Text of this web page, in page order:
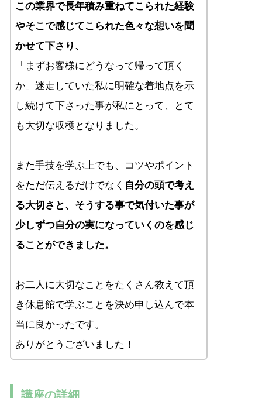
この業界で長年積み重ねてこられた経験
やそこで感じてこられた色々な想いを聞
かせて下さり、
「まずお客様にどうなって帰って頂く
か」迷走していた私に明確な着地点を示
し続けて下さった事が私にとって、とて
も大切な収穫となりました。
また手技を学ぶ上でも、コツやポイント
をただ伝えるだけでなく 自分の頭で考え
る大切さと、そうする事で気付いた事が
少しずつ自分の実になっていくのを感じ
ることができました。
お二人に大切なことをたくさん教えて頂
き休息館で学ぶことを決め申し込んで本
当に良かったです。
ありがとうございました！
講座の詳細